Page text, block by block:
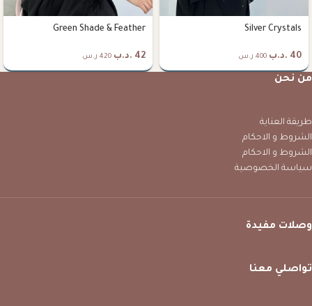
Silver Crystals
40 .د.ب 400 ر.س
Green Shade & Feather
42 .د.ب 420 ر.س
من نحن
طريقة العناية
الشروط و الاحكام
الشروط و الاحكام
سياسة الخصوصية
وصلات مفيدة
تواصلي معنا